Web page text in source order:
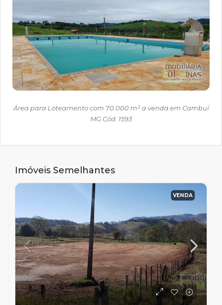
Área para Loteamento com 70.000 m² a venda em Cambuí
MG Cód. 1593
Imóveis Semelhantes
VENDA